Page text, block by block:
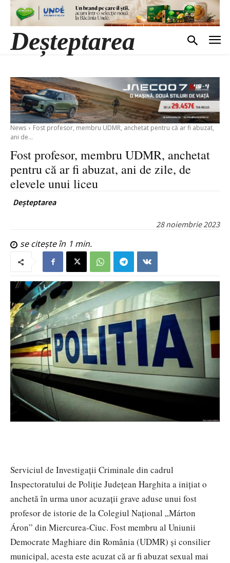
Deșteptarea
News
Fost profesor, membru UDMR, anchetat pentru că ar fi abuzat,
ani de...
Fost profesor, membru UDMR, anchetat
pentru că ar fi abuzat, ani de zile, de
elevele unui liceu
Deșteptarea
28 noiembrie 2023
se citește în 1 min.
Serviciul de Investigații Criminale din cadrul
Inspectoratului de Poliție Județean Harghita a inițiat o
anchetă în urma unor acuzații grave aduse unui fost
profesor de istorie de la Colegiul Național „Márton
Áron” din Miercurea-Ciuc. Fost membru al Uniunii
Democrate Maghiare din România (UDMR) și consilier
municipal, acesta este acuzat că ar fi abuzat sexual mai